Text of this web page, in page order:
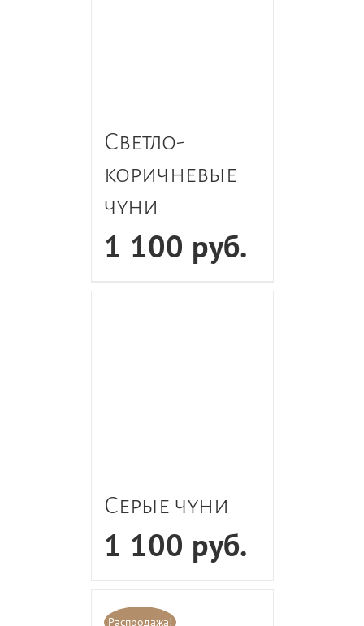
Светло-
коричневые
чуни
1 100 руб.
Серые чуни
1 100 руб.
Распродажа!